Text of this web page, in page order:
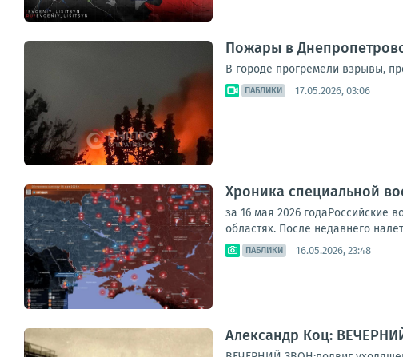
Пожары в
В городе прогремели взрывы,
ПАБЛИКИ 17.05.2026, 03:06
Хроника специальной
за 16 мая 2026 годаРоссийские
областях. После недавнего
ПАБЛИКИ 16.05.2026, 23:48
Александр Коц: